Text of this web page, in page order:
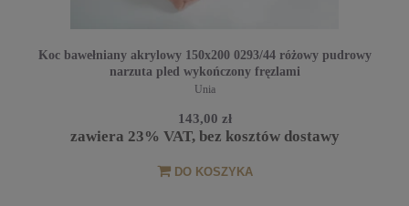
Koc bawełniany akrylowy 150x200 0293/44 różowy pudrowy
narzuta pled wykończony fręzlami
Unia
143,00 zł
zawiera 23% VAT, bez kosztów dostawy
DO KOSZYKA